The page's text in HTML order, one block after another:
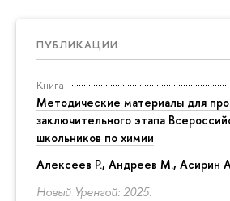
ПУБЛИКАЦИИ
Книга
Методические материалы для
заключительного этапа
школьников по химии
Алексеев Р., Андреев М., Асирин
Новый Уренгой: 2025.